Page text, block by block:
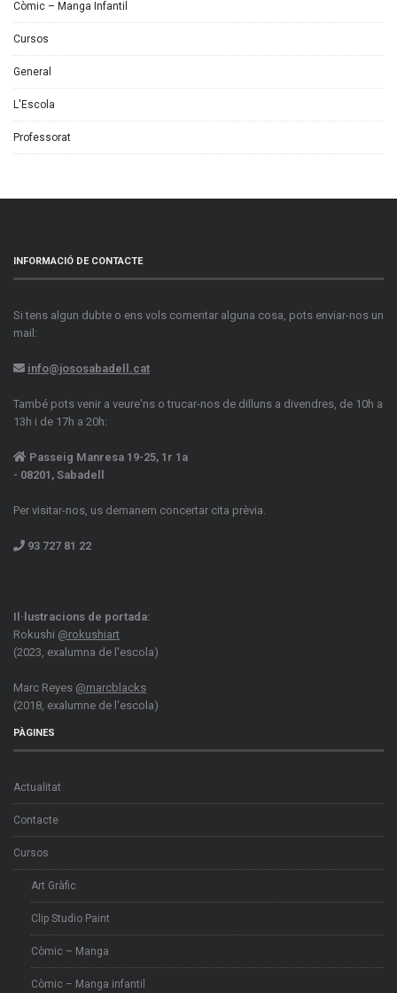
Còmic – Manga Infantil
Cursos
General
L'Escola
Professorat
INFORMACIÓ DE CONTACTE
Si tens algun dubte o ens vols comentar alguna cosa, pots enviar-nos un
mail:
info@jososabadell.cat
També pots venir a veure'ns o trucar-nos de dilluns a divendres, de 10h a
13h i de 17h a 20h:
Passeig Manresa 19-25, 1r 1a
- 08201, Sabadell
Per visitar-nos, us demanem concertar cita prèvia.
93 727 81 22
Il·lustracions de portada:
Rokushi @rokushiart
(2023, exalumna de l'escola)
Marc Reyes @marcblacks
(2018, exalumne de l'escola)
PÀGINES
Actualitat
Contacte
Cursos
Art Gràfic
Clip Studio Paint
Còmic – Manga
Còmic – Manga infantil